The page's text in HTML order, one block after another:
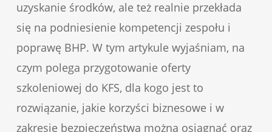
uzyskanie środków, ale też realnie przekłada
się na podniesienie kompetencji zespołu i
poprawę BHP. W tym artykule wyjaśniam, na
czym polega przygotowanie oferty
szkoleniowej do KFS, dla kogo jest to
rozwiązanie, jakie korzyści biznesowe i w
zakresie bezpieczeństwa można osiągnąć oraz